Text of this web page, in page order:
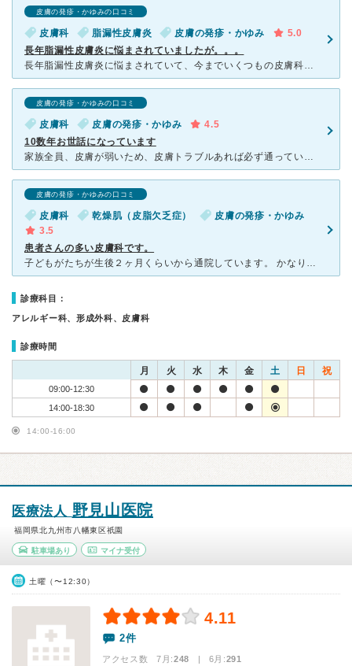
皮膚の発疹・かゆみの口コミ
皮膚科 脂漏性皮膚炎 皮膚の発疹・かゆみ
5.0
長年脂漏性皮膚炎に悩まされていましたが。。。
長年脂漏性皮膚炎に悩まされていて、今までいくつもの皮膚科に通いましたが殆どの皮膚科では抗真菌剤（ローション及び軟膏剤）を処方されましたが、効果がありませんでした。 頭のかゆみと湿疹がひどくなり、知人
皮膚の発疹・かゆみの口コミ
皮膚科 皮膚の発疹・かゆみ
4.5
10数年お世話になっています
家族全員、皮膚が弱いため、皮膚トラブルあれば必ず通っています。適切に処方された薬を塗ると、数日でみるみるうちに良くなります。発疹ある際は、熱いお風呂はダメ、洗い物はゴム手袋を必ずつけて、など生活上の注
皮膚の発疹・かゆみの口コミ
皮膚科 乾燥肌（皮脂欠乏症）
皮膚の発疹・かゆみ
3.5
患者さんの多い皮膚科です。
子どもがたちが生後２ヶ月くらいから通院しています。 かなりひどい乳児湿疹を繰り返していたのでステロイドを処方され治療に時間がかりましたがきれいになりました。 冬の時期は乾燥も酷く、保湿剤を処方して
診療科目：
アレルギー科、形成外科、皮膚科
診療時間
月 火 水 木 金 土 日 祝
09:00-12:30
14:00-18:30
14:00-16:00
医療法人 野見山医院
福岡県北九州市八幡東区祇園
駐車場あり マイナ受付
土曜（〜12:30）
4.11
2件
アクセス数 7月:248 | 6月:291